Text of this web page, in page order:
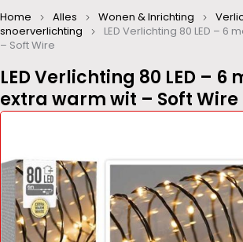
LED Verlichting 80 LED – 6
extra warm wit – Soft Wire
Home Alles Wonen & Inrichting
snoerverlichting
LED Verlichting 80 LED – 6
– Soft Wire